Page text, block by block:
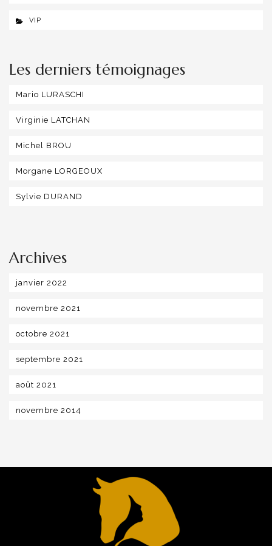
VIP
Les derniers témoignages
Mario LURASCHI
Virginie LATCHAN
Michel BROU
Morgane LORGEOUX
Sylvie DURAND
Archives
janvier 2022
novembre 2021
octobre 2021
septembre 2021
août 2021
novembre 2014